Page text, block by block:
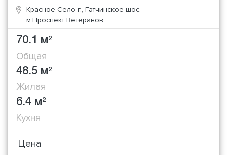
Красное Село г., Гатчинское шос.
м.Проспект Ветеранов
70.1 м2
Общая
48.5 м2
Жилая
6.4 м2
Кухня
Цена